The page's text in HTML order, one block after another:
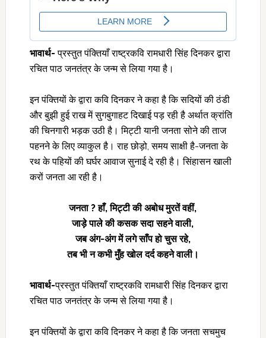
भावार्थ- प्रस्तुत पंक्तियाँ राष्ट्रकवि रामधारी सिंह दिनकर द्वारा
रचित पाठ जनतंत्र के जन्म से लिया गया है।
इन पंक्तियों के द्वारा कवि दिनकर ने कहा है कि सदियों की ठंडी
और बुझी हुई राख में सुगबुगाहट दिखाई पड़ रही है अर्थात क्रांति
की चिनगारी भड़क उठी है। मिट्टी यानी जनता सोने की ताज
पहनने के लिए व्याकुल है। राह छोड़ो, समय साक्षी है-जनता के
रथ के पहियों की घर्घर आवाज सुनाई दे रही है। सिंहासन खाली
करों जनता आ रही है।
जनता? हाँ, मिट्टी की अबोध मुरतें वहीं,
जाड़े पाले की कसक सदा सहने वाली,
जब अंग-अंग में लगे साँप हो चुस रहे,
तब भी न कभी मुँह खोल दर्द कहने वाली।
भावार्थ-प्रस्तुत पंक्तियाँ राष्ट्रकवि रामधारी सिंह दिनकर द्वारा
रचित पाठ जनतंत्र के जन्म से लिया गया है।
इन पंक्तियों के द्वारा कवि दिनकर ने कहा है कि जनता सचमुच